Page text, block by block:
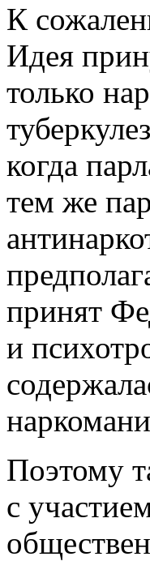
К
Идея
только
когда
тем же
принят
и
Поэтому
с